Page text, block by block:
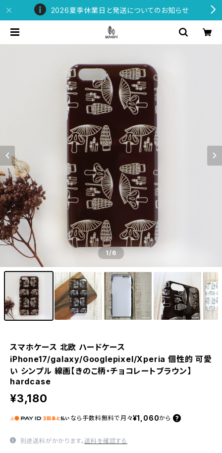
2026夏季休業日と発送についてのお知らせ
1/6
スマホケース 北欧 ハードケース
iPhone17/galaxy/Googlepixel/Xperia 個性的 可愛
い シンプル 線画【きのこ柄・チョコレートブラウン】
hardcase
¥3,180
なら 手数料無料で 月々¥1,060から
別途送料がかかります。送料を確認する